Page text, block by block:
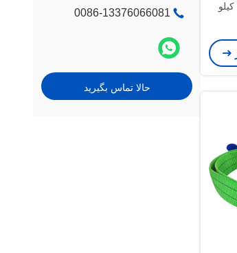
0086-13376066081
حالا تماس بگیرید
100٪ پلی استر WLL 1000 کیلو